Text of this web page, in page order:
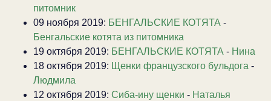
питомник
09 ноября 2019: БЕНГАЛЬСКИЕ КОТЯТА -
Бенгальские котята из питомника
19 октября 2019: БЕНГАЛЬСКИЕ КОТЯТА - Нина
18 октября 2019: Щенки французского бульдога -
Людмила
12 октября 2019: Сиба-ину щенки - Наталья